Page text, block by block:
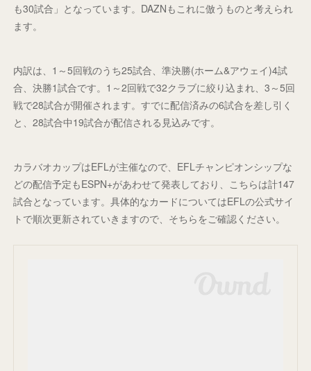
も30試合」となっています。DAZNもこれに倣うものと考えられ
ます。
内訳は、1～5回戦のうち25試合、準決勝(ホーム&アウェイ)4試
合、決勝1試合です。1～2回戦で32クラブに絞り込まれ、3～5回
戦で28試合が開催されます。すでに配信済みの6試合を差し引く
と、28試合中19試合が配信される見込みです。
カラバオカップはEFLが主催なので、EFLチャンピオンシップな
どの配信予定もESPN+があわせて発表しており、こちらは計147
試合となっています。具体的なカードについてはEFLの公式サイ
トで順次更新されていきますので、そちらをご確認ください。